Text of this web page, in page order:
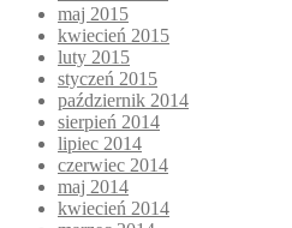
maj 2015
kwiecień 2015
luty 2015
styczeń 2015
październik 2014
sierpień 2014
lipiec 2014
czerwiec 2014
maj 2014
kwiecień 2014